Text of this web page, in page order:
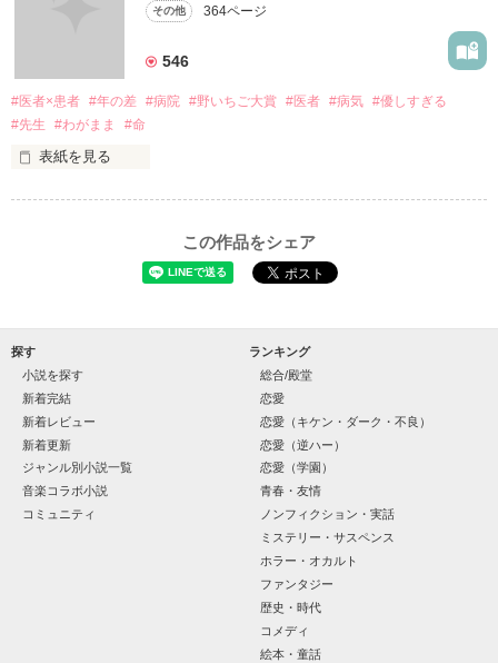
                               けど
                 みんなが支えてくれる
     でも、ほんとうの生きる意味って
その他 364ページ
546
#医者×患者 #年の差 #病院 #野いちご大賞 #医者 #病気 #優しすぎる
#先生
#わがまま #命
表紙を見る
「また抜け出すつもりですか？」
あたしを理解してるような顔。
すべてがムカつくの。
『ねぇ。どうして、手術させたいの？』
この作品をシェア
探す
小説を探す
新着完結
新着レビュー
新着更新
ジャンル別小説一覧
音楽コラボ小説
コミュニティ
ランキング
総合/殿堂
恋愛
恋愛（キケン・ダーク・不良）
恋愛（逆ハー）
恋愛（学園）
青春・友情
ノンフィクション・実話
ミステリー・サスペンス
ホラー・オカルト
ファンタジー
歴史・時代
コメディ
絵本・童話